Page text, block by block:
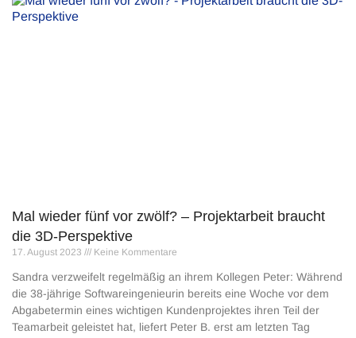
Mal wieder fünf vor zwölf? – Projektarbeit braucht
die 3D-Perspektive
17. August 2023 Keine Kommentare
Sandra verzweifelt regelmäßig an ihrem Kollegen Peter: Während
die 38-jährige Softwareingenieurin bereits eine Woche vor dem
Abgabetermin eines wichtigen Kundenprojektes ihren Teil der
Teamarbeit geleistet hat, liefert Peter B. erst am letzten Tag